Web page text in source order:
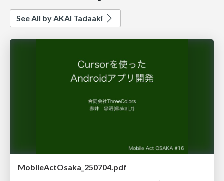
See All by AKAI Tadaaki
MobileActOsaka_250704.pdf